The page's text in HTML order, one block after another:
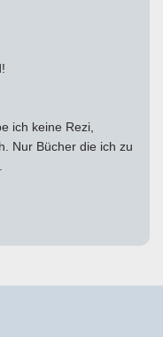
ich keine Rezi,
Nur Bücher die ich zu